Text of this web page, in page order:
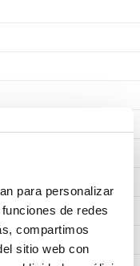
para personalizar
de redes
compartimos
sitio web con